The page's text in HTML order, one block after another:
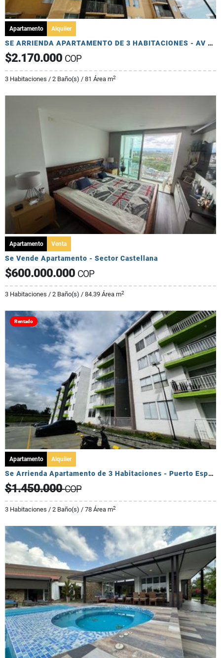
Apartamento Alquiler
SE ARRIENDA APARTAMENTO DE 3 HABITACIONES - AV 19 NORTE
$2.170.000 COP
3 Habitaciones / 2 Baño(s) / 81 Área m2
Apartamento Venta
Se Vende Apartamento - Sector Castellana
$600.000.000 COP
3 Habitaciones / 2 Baño(s) / 84.39 Área m2
Rentado
Apartamento Alquiler
Se Arrienda Apartamento de 3 Habitaciones - Puerto Espejo
$1.450.000COP
3 Habitaciones / 2 Baño(s) / 78 Área m2